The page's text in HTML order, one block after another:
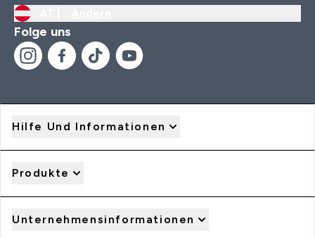
Folge uns
Hilfe Und Informationen
Produkte
Unternehmensinformationen